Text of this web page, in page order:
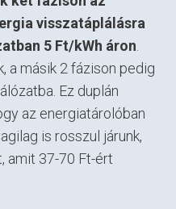
visszatáplálásra
5 Ft/kWh áron
a másik 2 fázison pedig
Ez duplán
az energiatárolóban
is rosszul járunk,
amit 37-70 Ft-ért